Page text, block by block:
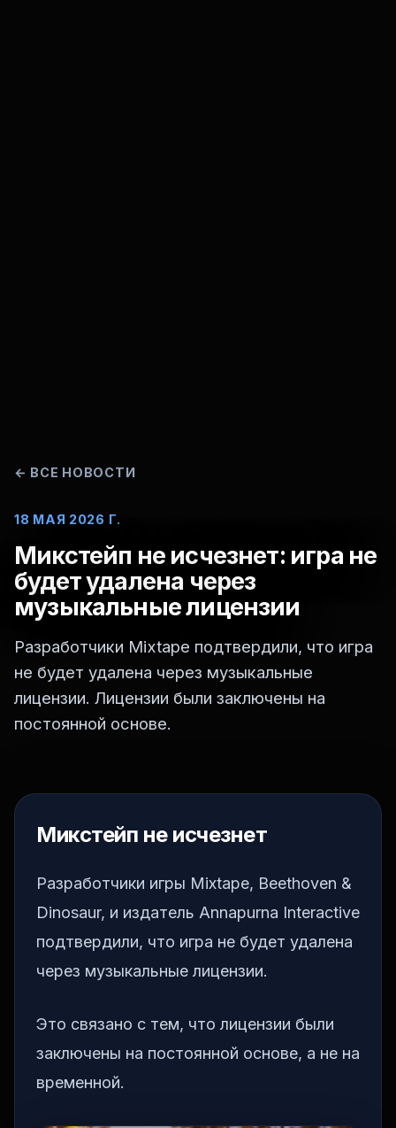
← ВСЕ НОВОСТИ
18 МАЯ 2026 Г.
Микстейп не исчезнет: игра не
будет удалена через
музыкальные лицензии
Разработчики Mixtape подтвердили, что игра
не будет удалена через музыкальные
лицензии. Лицензии были заключены на
постоянной основе.
Микстейп не исчезнет
Разработчики игры Mixtape, Beethoven &
Dinosaur, и издатель Annapurna Interactive
подтвердили, что игра не будет удалена
через музыкальные лицензии.
Это связано с тем, что лицензии были
заключены на постоянной основе, а не на
временной.